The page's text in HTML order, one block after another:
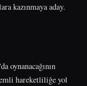
kazınmaya aday.
oynanacağının
hareketliliğe yol